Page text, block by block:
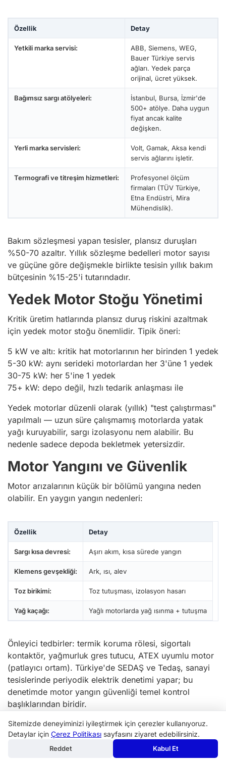
Özellik Detay
Yetkili marka servisi:
ABB, Siemens, WEG,
Bauer Türkiye servis
ağları. Yedek parça
orijinal, ücret yüksek.
Bağımsız sargı atölyeleri:
İstanbul, Bursa, İzmir'de
500+ atölye. Daha uygun
fiyat ancak kalite
değişken.
Yerli marka servisleri:
Volt, Gamak, Aksa kendi
servis ağlarını işletir.
Termografi ve titreşim hizmetleri:
Profesyonel ölçüm
firmaları (TÜV Türkiye,
Etna Endüstri, Mira
Mühendislik).
Bakım sözleşmesi yapan tesisler, plansız duruşları
%50-70 azaltır. Yıllık sözleşme bedelleri motor sayısı
ve güçüne göre değişmekle birlikte tesisin yıllık bakım
bütçesinin %15-25'i tutarındadır.
Yedek Motor Stoğu Yönetimi
Kritik üretim hatlarında plansız duruş riskini azaltmak
için yedek motor stoğu önemlidir. Tipik öneri:
5 kW ve altı: kritik hat motorlarının her birinden 1 yedek
5-30 kW: aynı serideki motorlardan her 3'üne 1 yedek
30-75 kW: her 5'ine 1 yedek
75+ kW: depo değil, hızlı tedarik anlaşması ile
Yedek motorlar düzenli olarak (yıllık) "test çalıştırması"
yapılmalı — uzun süre çalışmamış motorlarda yatak
yağı kuruyabilir, sargı izolasyonu nem alabilir. Bu
nedenle sadece depoda bekletmek yetersizdir.
Motor Yangını ve Güvenlik
Motor arızalarının küçük bir bölümü yangına neden
olabilir. En yaygın yangın nedenleri:
Özellik Detay
Sargı kısa devresi: Aşırı akım, kısa sürede yangın
Klemens gevşekliği: Ark, ısı, alev
Toz birikimi: Toz tutuşması, izolasyon hasarı
Yağ kaçağı: Yağlı motorlarda yağ ısınma + tutuşma
Önleyici tedbirler: termik koruma rölesi, sigortalı
kontaktör, yağmurluk gres tutucu, ATEX uyumlu motor
(patlayıcı ortam). Türkiye'de SEDAŞ ve Tedaş, sanayi
tesislerinde periyodik elektrik denetimi yapar; bu
denetimde motor yangın güvenliği temel kontrol
başlıklarından biridir.
Operatör Eğitimi ve Standart
Operasyon Prosedürü
Sitemizde deneyiminizi iyileştirmek için çerezler kullanıyoruz.
Detaylar için Çerez Politikası sayfasını ziyaret edebilirsiniz.
Reddet Kabul Et